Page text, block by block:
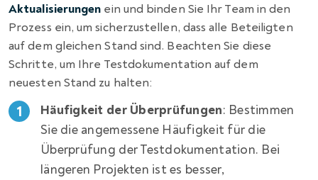
Aktualisierungen ein und binden Sie Ihr Team in den
Prozess ein, um sicherzustellen, dass alle Beteiligten
auf dem gleichen Stand sind. Beachten Sie diese
Schritte, um Ihre Testdokumentation auf dem
neuesten Stand zu halten:
Häufigkeit der Überprüfungen: Bestimmen
Sie die angemessene Häufigkeit für die
Überprüfung der Testdokumentation. Bei
längeren Projekten ist es besser,